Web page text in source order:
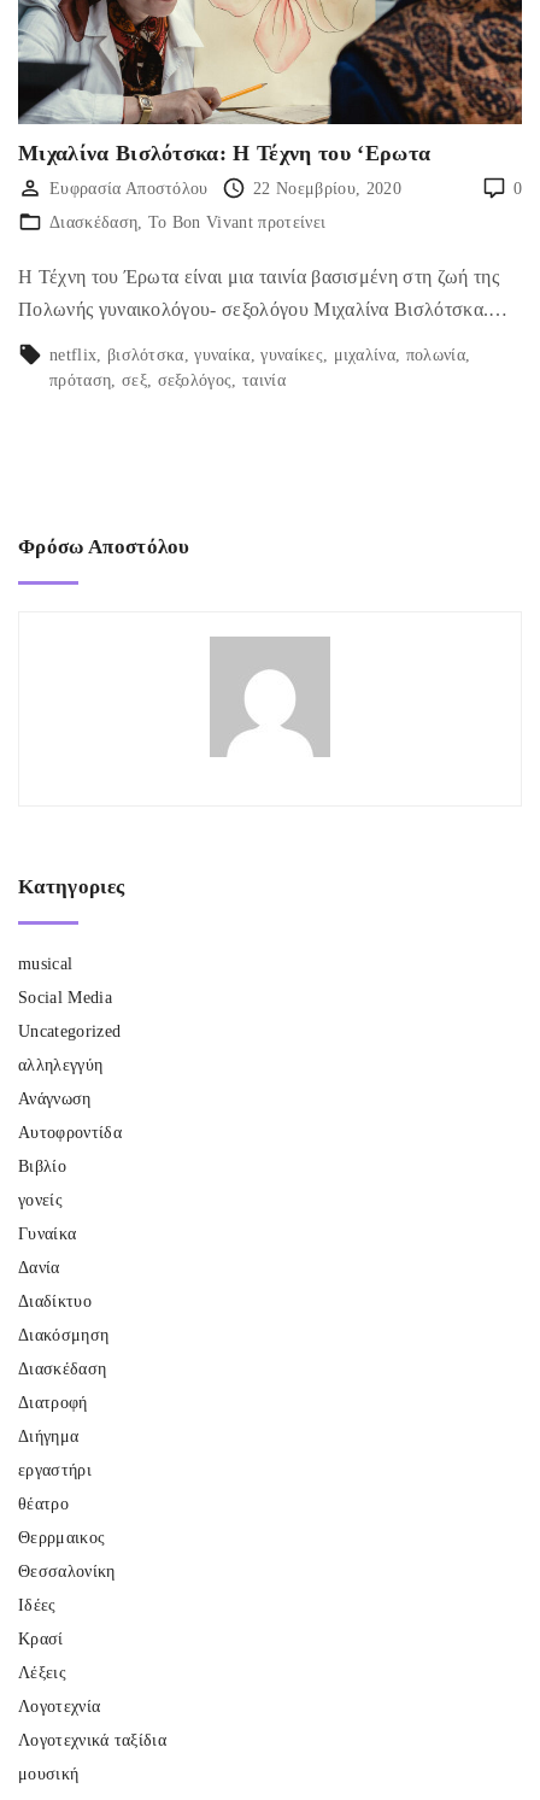
Μιχαλίνα Βισλότσκα: Η Τέχνη του ‘Ερωτα
0
Ευφρασία Αποστόλου
22 Νοεμβρίου, 2020
Διασκέδαση Το Bon Vivant προτείνει
Η Τέχνη του Έρωτα είναι μια ταινία βασισμένη στη ζωή της
Πολωνής γυναικολόγου- σεξολόγου Μιχαλίνα Βισλότσκα.…
netflix βισλότσκα γυναίκα γυναίκες μιχαλίνα πολωνία
πρόταση σεξ σεξολόγος ταινία
Φρόσω Αποστόλου
Κατηγοριες
musical
Social Media
Uncategorized
αλληλεγγύη
Ανάγνωση
Αυτοφροντίδα
Βιβλίο
γονείς
Γυναίκα
Δανία
Διαδίκτυο
Διακόσμηση
Διασκέδαση
Διατροφή
Διήγημα
εργαστήρι
θέατρο
Θερρμαικος
Θεσσαλονίκη
Ιδέες
Κρασί
Λέξεις
Λογοτεχνία
Λογοτεχνικά ταξίδια
μουσική